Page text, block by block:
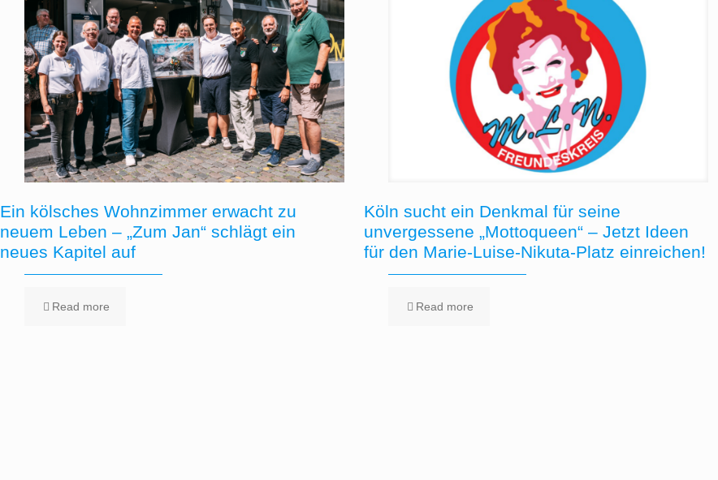
Ein kölsches Wohnzimmer erwacht zu
neuem Leben – „Zum Jan“ schlägt ein
neues Kapitel auf
Read more
Köln sucht ein Denkmal für seine
unvergessene „Mottoqueen“ – Jetzt Ideen
für den Marie-Luise-Nikuta-Platz einreichen!
Read more